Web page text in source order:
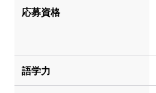
応募資格
語学力